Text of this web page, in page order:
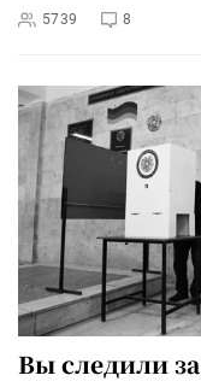
5739 8
Вы следили